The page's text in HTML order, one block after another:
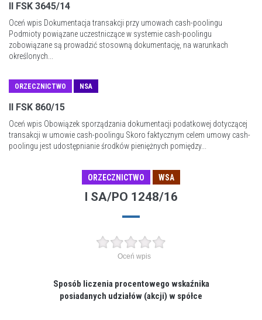
II FSK 3645/14
Oceń wpis Dokumentacja transakcji przy umowach cash-poolingu
Podmioty powiązane uczestniczące w systemie cash-poolingu
zobowiązane są prowadzić stosowną dokumentację, na warunkach
określonych...
ORZECZNICTWO NSA
II FSK 860/15
Oceń wpis Obowiązek sporządzania dokumentacji podatkowej dotyczącej
transakcji w umowie cash-poolingu Skoro faktycznym celem umowy cash-
poolingu jest udostępnianie środków pieniężnych pomiędzy...
ORZECZNICTWO WSA
I SA/PO 1248/16
Oceń wpis
Sposób liczenia procentowego wskaźnika
posiadanych udziałów (akcji) w spółce